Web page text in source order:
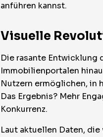
anführen kannst.
Visuelle
Die rasante
Immobilienportalen
Nutzern ermöglichen, in
Das Ergebnis? Mehr
Konkurrenz.
Laut aktuellen Daten, die